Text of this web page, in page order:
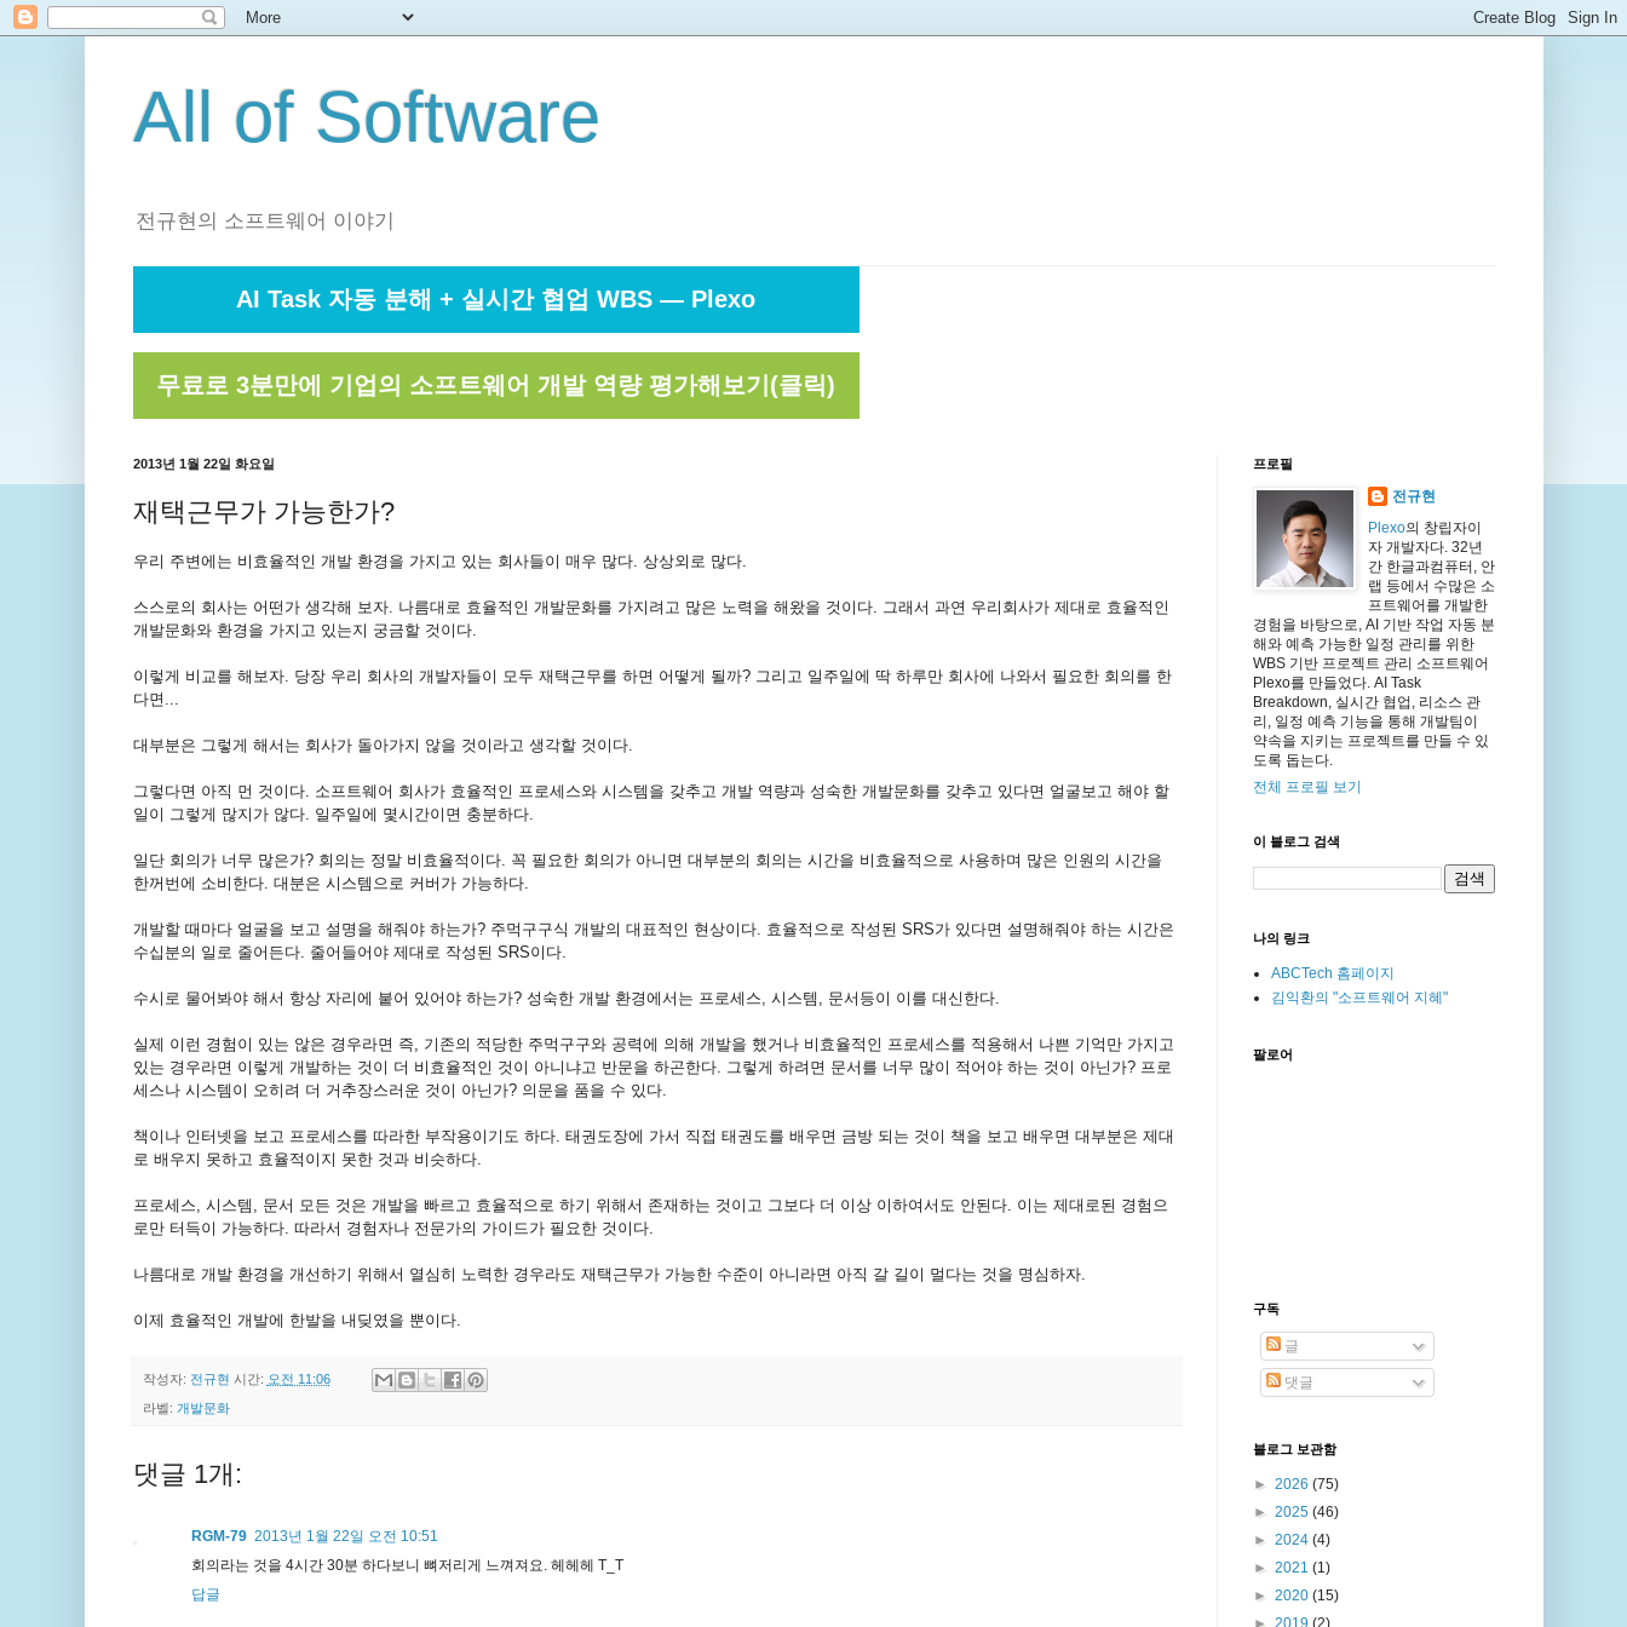
All of Software
전규현의 소프트웨어 이야기
AI Task 자동 분해 + 실시간 협업 WBS — Plexo
무료로 3분만에 기업의 소프트웨어 개발 역량 평가해보기(클릭)
2013년 1월 22일 화요일
재택근무가 가능한가?
우리 주변에는 비효율적인 개발 환경을 가지고 있는 회사들이 매우 많다. 상상외로 많다.
스스로의 회사는 어떤가 생각해 보자. 나름대로 효율적인 개발문화를 가지려고 많은 노력을 해왔을 것이다. 그래서 과연 우리회사가 제대로 효율적인
개발문화와 환경을 가지고 있는지 궁금할 것이다.
이렇게 비교를 해보자. 당장 우리 회사의 개발자들이 모두 재택근무를 하면 어떻게 될까? 그리고 일주일에 딱 하루만 회사에 나와서 필요한 회의를 한
다면...
대부분은 그렇게 해서는 회사가 돌아가지 않을 것이라고 생각할 것이다.
그렇다면 아직 먼 것이다. 소프트웨어 회사가 효율적인 프로세스와 시스템을 갖추고 개발 역량과 성숙한 개발문화를 갖추고 있다면 얼굴보고 해야 할
일이 그렇게 많지가 않다. 일주일에 몇시간이면 충분하다.
일단 회의가 너무 많은가? 회의는 정말 비효율적이다. 꼭 필요한 회의가 아니면 대부분의 회의는 시간을 비효율적으로 사용하며 많은 인원의 시간을
한꺼번에 소비한다. 대분은 시스템으로 커버가 가능하다.
개발할 때마다 얼굴을 보고 설명을 해줘야 하는가? 주먹구구식 개발의 대표적인 현상이다. 효율적으로 작성된 SRS가 있다면 설명해줘야 하는 시간은
수십분의 일로 줄어든다. 줄어들어야 제대로 작성된 SRS이다.
수시로 물어봐야 해서 항상 자리에 붙어 있어야 하는가? 성숙한 개발 환경에서는 프로세스, 시스템, 문서등이 이를 대신한다.
실제 이런 경험이 있는 않은 경우라면 즉, 기존의 적당한 주먹구구와 공력에 의해 개발을 했거나 비효율적인 프로세스를 적용해서 나쁜 기억만 가지고
있는 경우라면 이렇게 개발하는 것이 더 비효율적인 것이 아니냐고 반문을 하곤한다. 그렇게 하려면 문서를 너무 많이 적어야 하는 것이 아닌가? 프로
세스나 시스템이 오히려 더 거추장스러운 것이 아닌가? 의문을 품을 수 있다.
책이나 인터넷을 보고 프로세스를 따라한 부작용이기도 하다. 태권도장에 가서 직접 태권도를 배우면 금방 되는 것이 책을 보고 배우면 대부분은 제대
로 배우지 못하고 효율적이지 못한 것과 비슷하다.
프로세스, 시스템, 문서 모든 것은 개발을 빠르고 효율적으로 하기 위해서 존재하는 것이고 그보다 더 이상 이하여서도 안된다. 이는 제대로된 경험으
로만 터득이 가능하다. 따라서 경험자나 전문가의 가이드가 필요한 것이다.
나름대로 개발 환경을 개선하기 위해서 열심히 노력한 경우라도 재택근무가 가능한 수준이 아니라면 아직 갈 길이 멀다는 것을 명심하자.
이제 효율적인 개발에 한발을 내딪였을 뿐이다.
작성자: 전규현 시간: 오전 11:06
라벨: 개발문화
댓글 1개:
RGM-79 2013년 1월 22일 오전 10:51
회의라는 것을 4시간 30분 하다보니 뼈저리게 느껴져요. 헤헤헤 T_T
답글
프로필
전규현
Plexo의 창립자이
자 개발자다. 32년
간 한글과컴퓨터, 안
랩 등에서 수많은 소
프트웨어를 개발한
경험을 바탕으로, AI 기반 작업 자동 분
해와 예측 가능한 일정 관리를 위한
WBS 기반 프로젝트 관리 소프트웨어
Plexo를 만들었다. AI Task
Breakdown, 실시간 협업, 리소스 관
리, 일정 예측 기능을 통해 개발팀이
약속을 지키는 프로젝트를 만들 수 있
도록 돕는다.
전체 프로필 보기
이 블로그 검색
나의 링크
ABCTech 홈페이지
김익환의 "소프트웨어 지혜"
팔로어
구독
글
댓글
블로그 보관함
► 2026 (75)
► 2025 (46)
► 2024 (4)
► 2021 (1)
► 2020 (15)